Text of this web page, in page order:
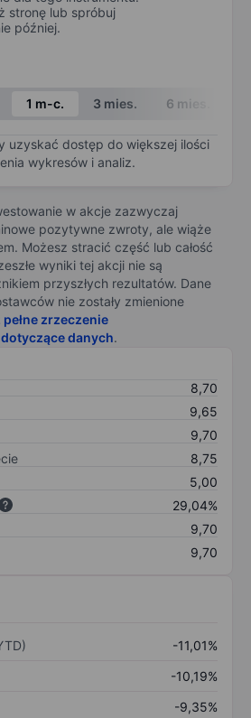
stronę lub spróbuj
później.
1 m-c. 3 mies. 6 mies.
uzyskać dostęp do większej ilości
wykresów i analiz.
w akcje zazwyczaj
pozytywne zwroty, ale wiąże
Możesz stracić część lub całość
wyniki tej akcji nie są
przyszłych rezultatów. Dane
nie zostały zmienione
zrzeczenie
danych.
8,70
9,65
9,70
8,75
5,00
29,04%
9,70
9,70
-11,01%
-10,19%
-9,35%